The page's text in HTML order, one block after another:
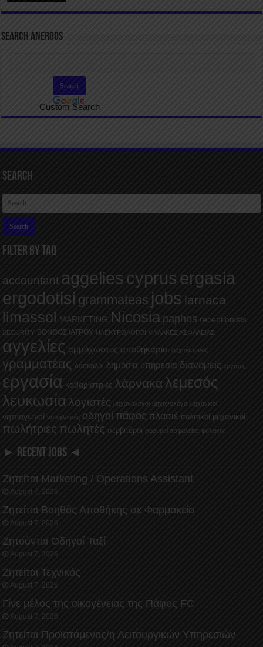
SEARCH ANERGOS
Custom Search
Search
FILTER BY TAQ
accountant aggelies cyprus ergasia
ergodotisi grammateas jobs larnaca
limassol MARKETING Nicosia paphos receptionists
SECURITY ΒΟΗΘΟΣ ΙΑΤΡΟΥ ΗΛΕΚΤΡΟΛΟΓΟΙ ΦΥΛΑΚΕΣ ΑΣΦΑΛΕΙΑΣ
αγγελίες αμμόχωστος αποθηκάριοι αρχιτέκτονας
γραμματέας δάσκαλοι δημόσια υπηρεσία διανομείς εργάτες
εργασία καθαρίστριες λάρνακα λεμεσός
λευκωσία λογιστές μηχανολόγοι μηχανολόγοι μηχανικοί
νηπιαγωγοί νοσηλευτές οδηγοί πάφος πλασιέ πολιτικοί μηχανικοί
πωλήτριες πωλητές σερβιτόροι φρουροί ασφαλείας φύλακες
► RECENT JOBS ◄
Ζητείται Marketing / Operations Assistant
August 7, 2026
Ζητείται Βοηθός Αποθήκης σε Φαρμακείο
August 7, 2026
Ζητούνται Οδηγοί Ταξί
August 7, 2026
Ζητείται Τεχνικός
August 7, 2026
Γίνε μέλος της οικογένειας της Πάφος FC
August 7, 2026
Ζητείται Προϊστάμενος/η Λειτουργικών Υπηρεσιών